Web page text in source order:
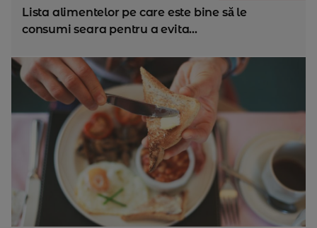
Lista alimentelor pe care este bine să le
consumi seara pentru a evita...